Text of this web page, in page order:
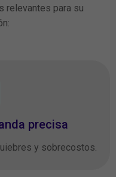
relevantes para su
precisa
y sobrecostos.